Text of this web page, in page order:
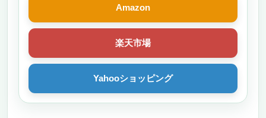
Amazon
楽天市場
Yahooショッピング